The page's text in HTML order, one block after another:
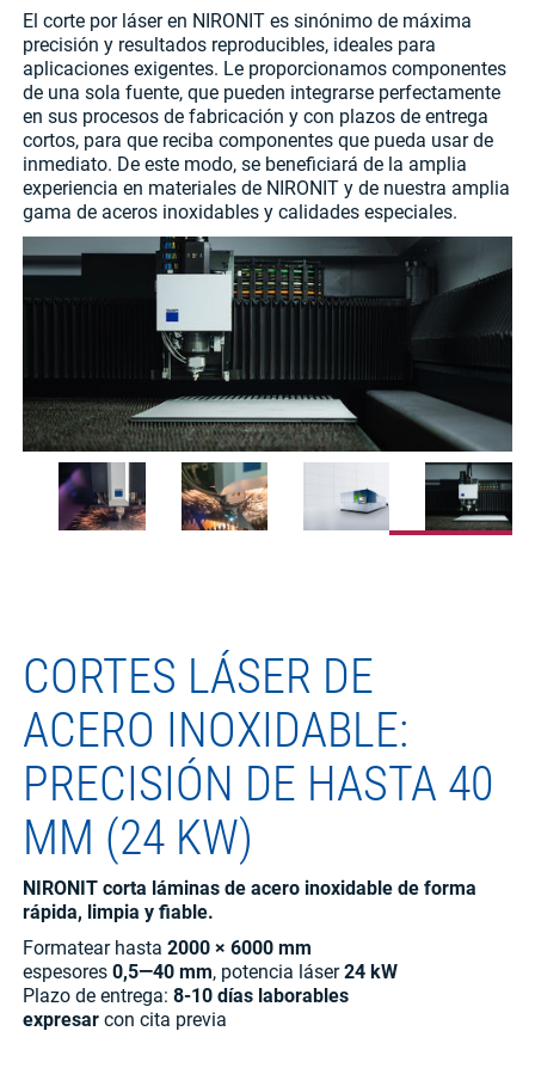
El corte por láser en NIRONIT es sinónimo de máxima
precisión y resultados reproducibles, ideales para
aplicaciones exigentes. Le proporcionamos componentes
de una sola fuente, que pueden integrarse perfectamente
en sus procesos de fabricación y con plazos de entrega
cortos, para que reciba componentes que pueda usar de
inmediato. De este modo, se beneficiará de la amplia
experiencia en materiales de NIRONIT y de nuestra amplia
gama de aceros inoxidables y calidades especiales.
Fuente: TRUMPF SE + Co. KG (sociedad de
cartera), Ditzingen
CORTES LÁSER DE
ACERO INOXIDABLE:
PRECISIÓN DE HASTA 40
MM (24 KW)
NIRONIT corta láminas de acero inoxidable de forma
rápida, limpia y fiable.
Formatear hasta2000 × 6000 mm
espesores0,5—40 mm, potencia láser24 kW
Plazo de entrega: 8-10 días laborables
expresar con cita previa